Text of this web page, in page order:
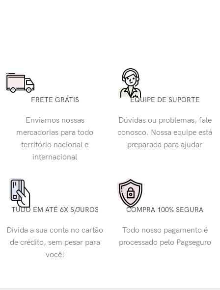
FRETE GRÁTIS
Enviamos nossas
mercadorias para todo
território nacional e
internacional
EQUIPE DE SUPORTE
Dúvidas ou problemas, fale
conosco. Nossa equipe está
preparada para ajudar
TUDO EM ATÉ 6X S/JUROS
Divida a sua conta no cartão
de crédito, sem pesar para
você!
COMPRA 100% SEGURA
Todo nosso pagamento é
processado pelo Pagseguro